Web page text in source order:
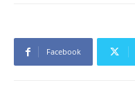
Facebook